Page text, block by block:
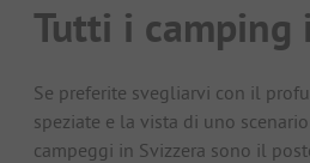
Tutti i camping
Se preferite svegliarvi con il
speziate e la vista di uno
campeggi in Svizzera sono il